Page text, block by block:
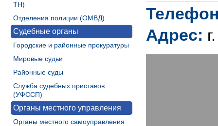
ТН)
Отделения полиции (ОМВД)
Судебные органы
Городские и районные прокуратуры
Мировые судьи
Районные суды
Служба судебных приставов
(УФССП)
Органы местного управления
Органы местного самоуправления
Адрес: